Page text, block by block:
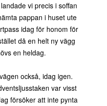
vi precis i soffan
pappan i huset ute
idag för honom för
då en helt ny vägg
en heldag.
också, idag igen.
var visst
försöker att inte pynta